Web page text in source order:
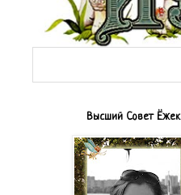
Высший Совет Ёжек